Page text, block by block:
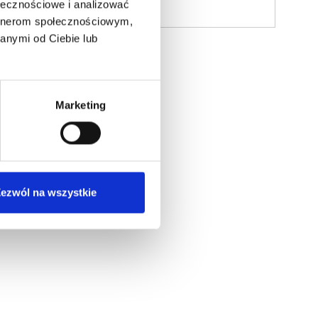
i analizować
społecznościowym,
od Ciebie lub
Marketing
na wszystkie